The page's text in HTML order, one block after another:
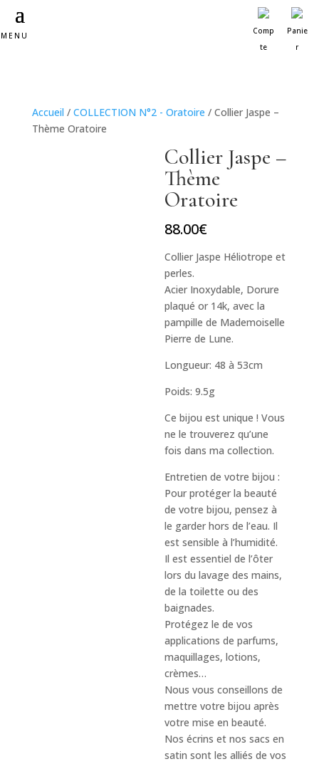
MENU
Comp
te
Panie
r
Accueil / COLLECTION N°2 - Oratoire / Collier Jaspe –
Thème Oratoire
Collier Jaspe –
Thème
Oratoire
88.00€
Collier Jaspe Héliotrope et
perles.
Acier Inoxydable, Dorure
plaqué or 14k, avec la
pampille de Mademoiselle
Pierre de Lune.
Longueur: 48 à 53cm
Poids: 9.5g
Ce bijou est unique ! Vous
ne le trouverez qu’une
fois dans ma collection.
Entretien de votre bijou :
Pour protéger la beauté
de votre bijou, pensez à
le garder hors de l’eau. Il
est sensible à l’humidité.
Il est essentiel de l’ôter
lors du lavage des mains,
de la toilette ou des
baignades.
Protégez le de vos
applications de parfums,
maquillages, lotions,
crèmes…
Nous vous conseillons de
mettre votre bijou après
votre mise en beauté.
Nos écrins et nos sacs en
satin sont les alliés de vos